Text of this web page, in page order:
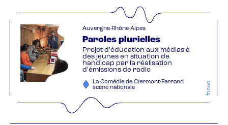
Auvergne-Rhône-Alpes
Paroles plurielles
Projet d'éducation aux médias à
des jeunes en situation de
handicap par la réalisation
d'émissions de radio
La Comédie de Clermont-Ferrand
scène nationale
focus